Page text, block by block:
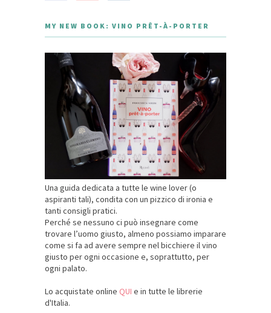
MY NEW BOOK: VINO PRÊT-À-PORTER
Una guida dedicata a tutte le wine lover (o
aspiranti tali), condita con un pizzico di ironia e
tanti consigli pratici.
Perché se nessuno ci può insegnare come
trovare l’uomo giusto, almeno possiamo imparare
come si fa ad avere sempre nel bicchiere il vino
giusto per ogni occasione e, soprattutto, per
ogni palato.
Lo acquistate online QUI e in tutte le librerie
d'Italia.